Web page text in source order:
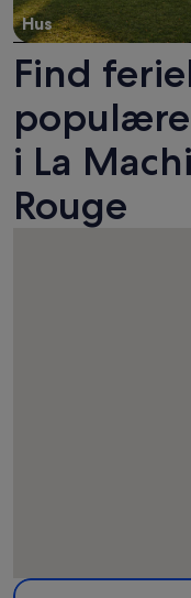
Hus
Find
i La
Rouge
Kort
Flere oplysninger om